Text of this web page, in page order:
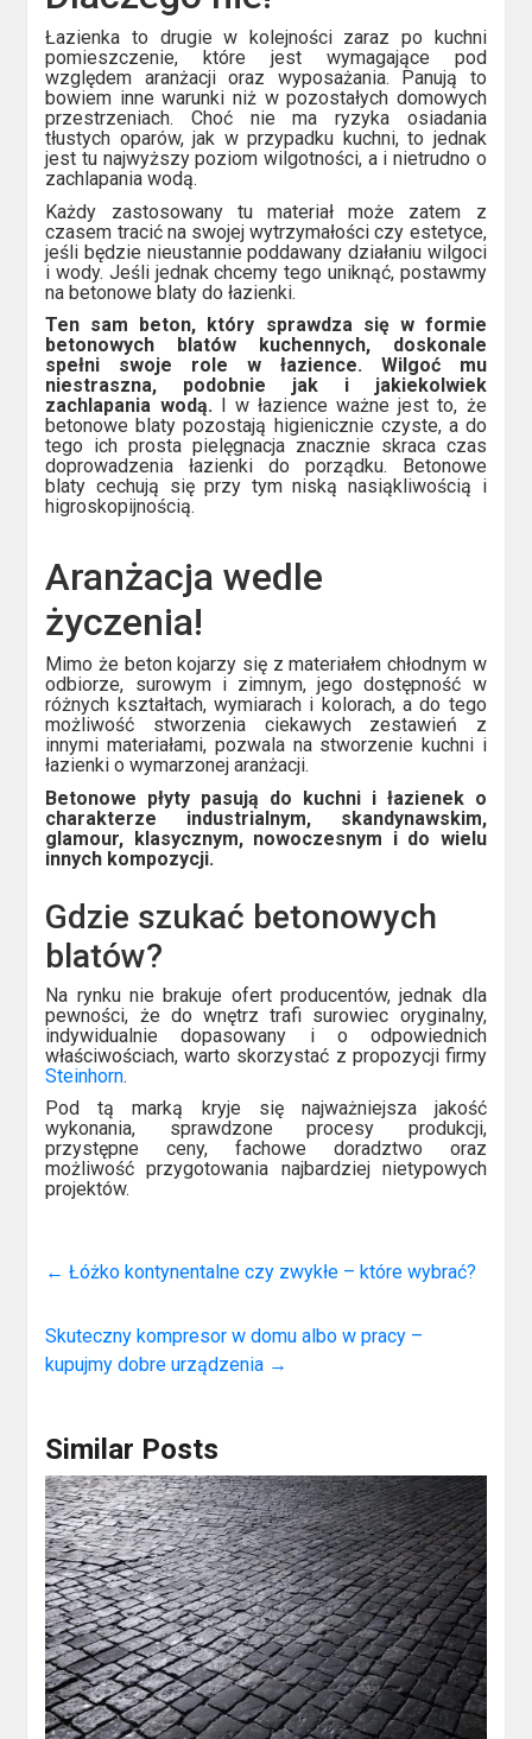
Łazienka to drugie w kolejności zaraz po kuchni
pomieszczenie, które jest wymagające pod
względem aranżacji oraz wyposażania. Panują to
bowiem inne warunki niż w pozostałych domowych
przestrzeniach. Choć nie ma ryzyka osiadania
tłustych oparów, jak w przypadku kuchni, to jednak
jest tu najwyższy poziom wilgotności, a i nietrudno o
zachlapania wodą.
Każdy zastosowany tu materiał może zatem z
czasem tracić na swojej wytrzymałości czy estetyce,
jeśli będzie nieustannie poddawany działaniu wilgoci
i wody. Jeśli jednak chcemy tego uniknąć, postawmy
na betonowe blaty do łazienki.
Ten sam beton, który sprawdza się w formie
betonowych blatów kuchennych, doskonale
spełni swoje role w łazience. Wilgoć mu
niestraszna, podobnie jak i jakiekolwiek
zachlapania wodą.I w łazience ważne jest to, że
betonowe blaty pozostają higienicznie czyste, a do
tego ich prosta pielęgnacja znacznie skraca czas
doprowadzenia łazienki do porządku. Betonowe
blaty cechują się przy tym niską nasiąkliwością i
higroskopijnością.
Aranżacja wedle
życzenia!
Mimo że beton kojarzy się z materiałem chłodnym w
odbiorze, surowym i zimnym, jego dostępność w
różnych kształtach, wymiarach i kolorach, a do tego
możliwość stworzenia ciekawych zestawień z
innymi materiałami, pozwala na stworzenie kuchni i
łazienki o wymarzonej aranżacji.
Betonowe płyty pasują do kuchni i łazienek o
charakterze industrialnym, skandynawskim,
glamour, klasycznym, nowoczesnym i do wielu
innych kompozycji.
Gdzie szukać betonowych
blatów?
Na rynku nie brakuje ofert producentów, jednak dla
pewności, że do wnętrz trafi surowiec oryginalny,
indywidualnie dopasowany i o odpowiednich
właściwościach, warto skorzystać z propozycji firmy
Steinhorn.
Pod tą marką kryje się najważniejsza jakość
wykonania, sprawdzone procesy produkcji,
przystępne ceny, fachowe doradztwo oraz
możliwość przygotowania najbardziej nietypowych
projektów.
← Łóżko kontynentalne czy zwykłe – które wybrać?
Skuteczny kompresor w domu albo w pracy –
kupujmy dobre urządzenia →
Similar Posts